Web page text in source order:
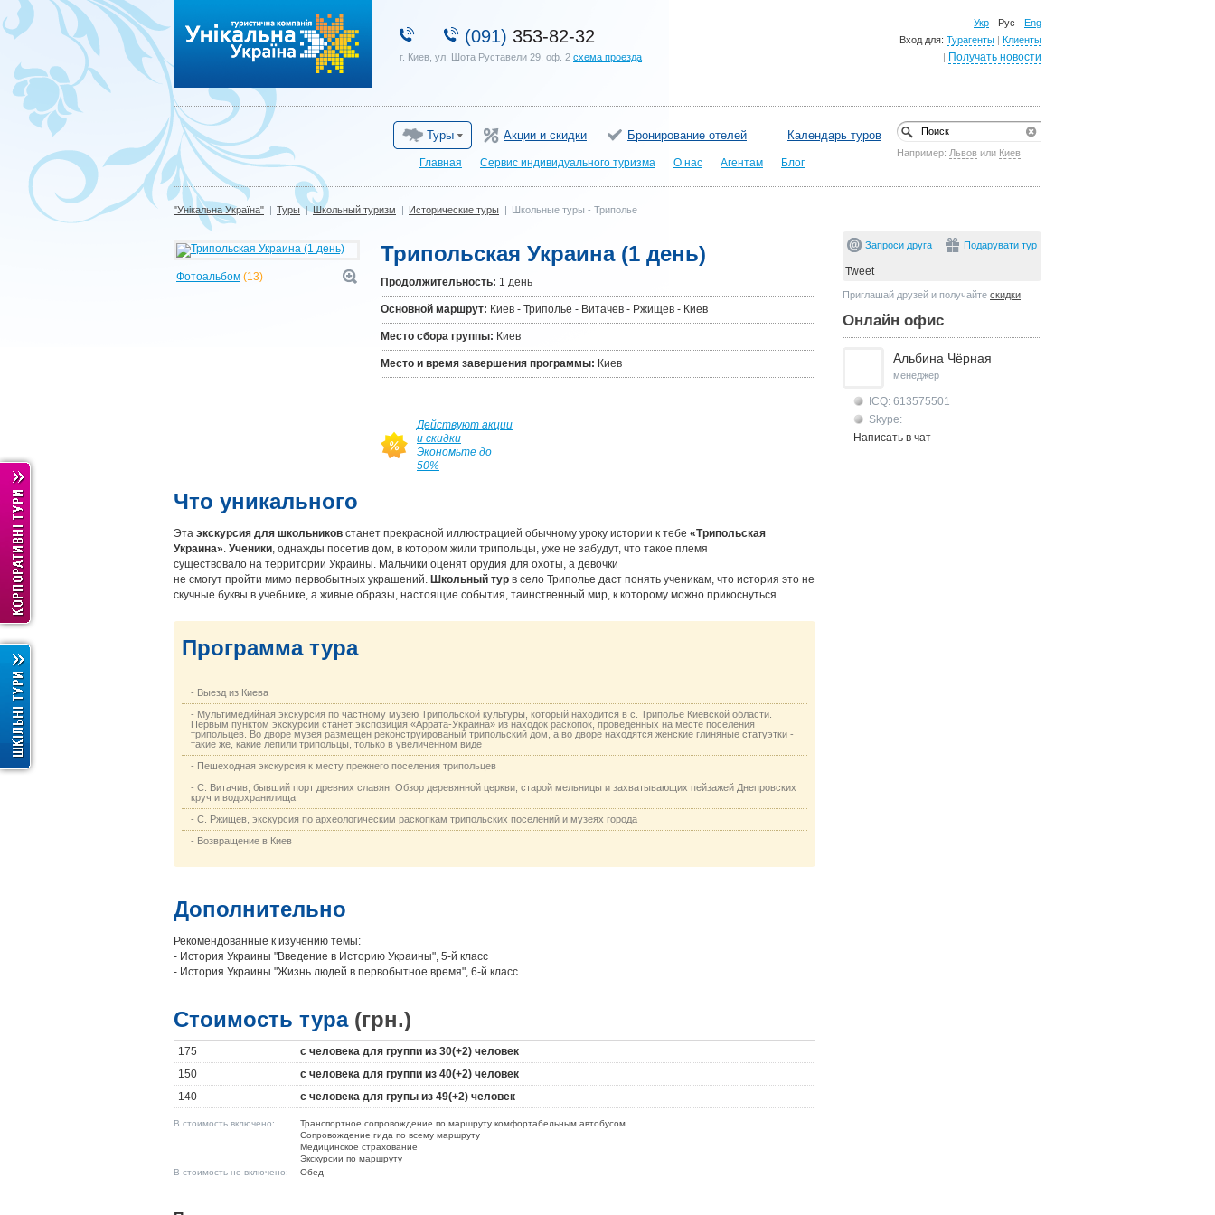
Укр Рус
Eng
Вход для: Турагенты | Клиенты
| Получать новости
(091) 353-82-32
г. Киев, ул. Шота Руставели 29, оф. 2 схема проезда
Например: Львов или Киев
Туры Акции и скидки Бронирование отелей Календарь туров
Главная Сервис индивидуального туризма О нас Агентам Блог
"Унікальна Україна" | Туры | Школьный туризм | Исторические туры | Школьные туры - Триполье
Фотоальбом (13)
Трипольская Украина (1 день)
Продолжительность: 1 день
Основной маршрут: Киев - Триполье - Витачев - Ржищев - Киев
Место сбора группы: Киев
Место и время завершения программы: Киев
Действуют акции
и скидки
Экономьте до
50%
Что уникального
Эта экскурсия для школьников станет прекрасной иллюстрацией обычному уроку истории к тебе «Трипольская
Украина». Ученики, однажды посетив дом, в котором жили трипольцы, уже не забудут, что такое племя
существовало на территории Украины. Мальчики оценят орудия для охоты, а девочки
не смогут пройти мимо первобытных украшений. Школьный тур в село Триполье даст понять ученикам, что история это не
скучные буквы в учебнике, а живые образы, настоящие события, таинственный мир, к которому можно прикоснуться.
Программа тура
- Выезд из Киева
- Мультимедийная экскурсия по частному музею Трипольской культуры, который находится в с. Триполье Киевской области.
Первым пунктом экскурсии станет экспозиция «Аррата-Украина» из находок раскопок, проведенных на месте поселения
трипольцев. Во дворе музея размещен реконструированый трипольский дом, а во дворе находятся женские глиняные статуэтки -
такие же, какие лепили трипольцы, только в увеличенном виде
- Пешеходная экскурсия к месту прежнего поселения трипольцев
- С. Витачив, бывший порт древних славян. Обзор деревянной церкви, старой мельницы и захватывающих пейзажей Днепровских
круч и водохранилища
- С. Ржищев, экскурсия по археологическим раскопкам трипольских поселений и музеях города
- Возвращение в Киев
Дополнительно
Рекомендованные к изучению темы:
- История Украины "Введение в Историю Украины", 5-й класс
- История Украины "Жизнь людей в первобытное время", 6-й класс
Стоимость тура (грн.)
175
с человека для группи из 30(+2) человек
150
с человека для группи из 40(+2) человек
140
с человека для групы из 49(+2) человек
В стоимость включено:
Транспортное сопровождение по маршруту комфортабельным автобусом
Сопровождение гида по всему маршруту
Медицинское страхование
Экскурсии по маршруту
В стоимость не включено:
Обед
Запроси друга Подарувати тур
Tweet
Приглашай друзей и получайте скидки
Онлайн офис
Альбина Чёрная
менеджер
ICQ: 613575501
Skype:
Написать в чат